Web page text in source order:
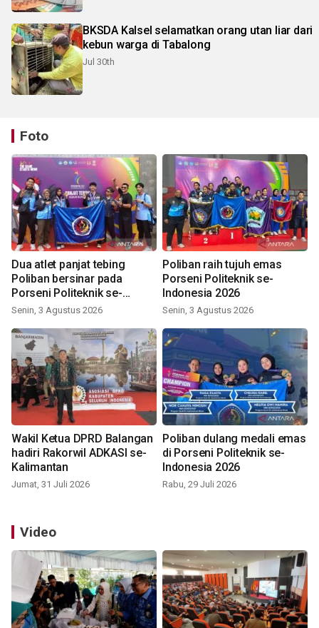
BKSDA Kalsel selamatkan orang utan liar dari
kebun warga di Tabalong
Jul 30th
Foto
Dua atlet panjat tebing
Poliban bersinar pada
Porseni Politeknik se-
Indonesia 2026
Senin, 3 Agustus 2026
Poliban raih tujuh emas
Porseni Politeknik se-
Indonesia 2026
Senin, 3 Agustus 2026
Wakil Ketua DPRD Balangan
hadiri Rakorwil ADKASI se-
Kalimantan
Jumat, 31 Juli 2026
Poliban dulang medali emas
di Porseni Politeknik se-
Indonesia 2026
Rabu, 29 Juli 2026
Video